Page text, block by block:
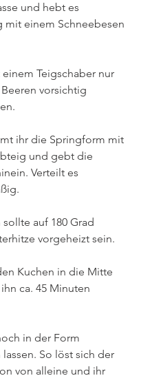
und hebt es
mit einem Schneebesen
Teigschaber nur
vorsichtig
ihr die Springform mit
und gebt die
Verteilt es
auf 180 Grad
vorgeheizt sein.
Kuchen in die Mitte
ca. 45 Minuten
in der Form
So löst sich der
von alleine und ihr